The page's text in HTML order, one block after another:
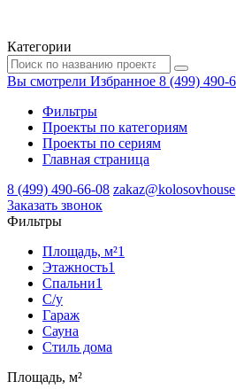
Категории
Вы смотрели Избранное 8 (499) 490-
Фильтры
Проекты по категориям
Проекты по сериям
Главная страница
8 (499) 490-66-08 zakaz@kolosovhouse
3аказать звонок
Фильтры
Площадь, м²1
Этажность1
Спальни1
С/у
Гараж
Сауна
Стиль дома
Площадь, м²